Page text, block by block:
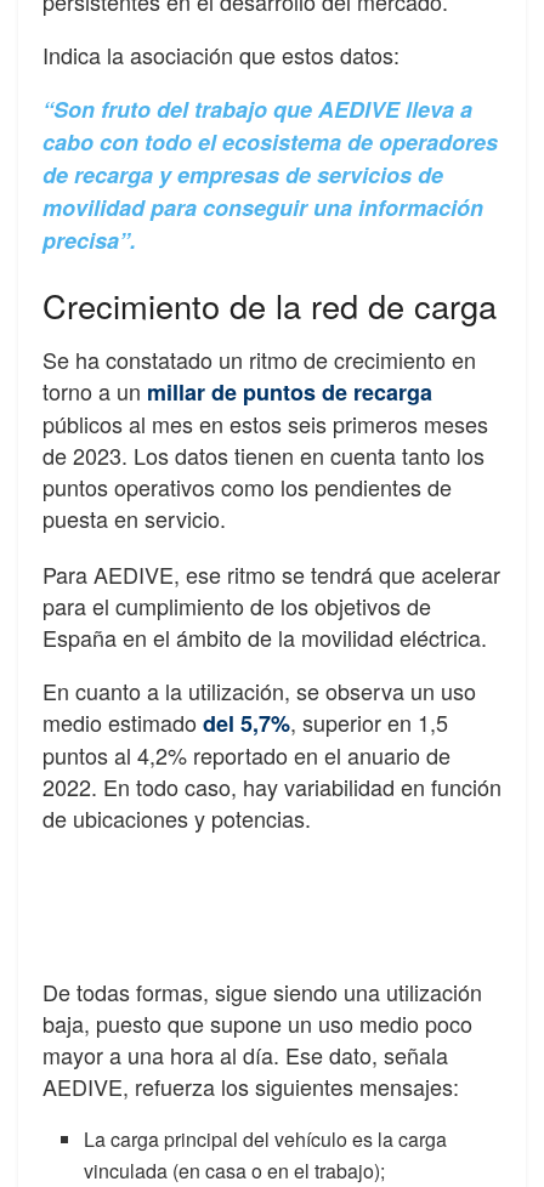
Indica la asociación que estos datos:
“Son fruto del trabajo que AEDIVE lleva a
cabo con todo el ecosistema de operadores
de recarga y empresas de servicios de
movilidad para conseguir una información
precisa”.
Crecimiento de la red de carga
Se ha constatado un ritmo de crecimiento en
torno a un millar de puntos de recarga
públicos al mes en estos seis primeros meses
de 2023. Los datos tienen en cuenta tanto los
puntos operativos como los pendientes de
puesta en servicio.
Para AEDIVE, ese ritmo se tendrá que acelerar
para el cumplimiento de los objetivos de
España en el ámbito de la movilidad eléctrica.
En cuanto a la utilización, se observa un uso
medio estimado del 5,7%, superior en 1,5
puntos al 4,2% reportado en el anuario de
2022. En todo caso, hay variabilidad en función
de ubicaciones y potencias.
De todas formas, sigue siendo una utilización
baja, puesto que supone un uso medio poco
mayor a una hora al día. Ese dato, señala
AEDIVE, refuerza los siguientes mensajes:
La carga principal del vehículo es la carga
vinculada (en casa o en el trabajo);